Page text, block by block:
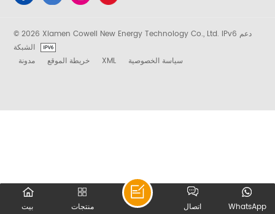
© 2026 Xiamen Cowell New Energy Technology Co., Ltd. IPv6 دعم
مدونة
خريطة الموقع XML سياسة الخصوصية
بيت منتجات WhatsApp اتصال